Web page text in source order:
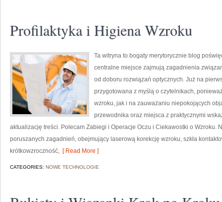
Profilaktyka i Higiena Wzroku
Ta witryna to bogaty merytorycznie blog
centralne miejsce zajmują zagadnienia
od doboru rozwiązań optycznych. Już na
przygotowana z myślą o czytelnikach,
wzroku, jak i na zauważaniu niepokojących
przewodnika oraz miejsca z praktycznymi
aktualizację treści. Polecam Zabiegi i Operacje Oczu i Ciekawostki o Wzroku.
poruszanych zagadnień, obejmujący laserową korekcję wzroku, szkła
krótkowzroczność, [ Read More ]
CATEGORIES: NOWE TECHNOLOGIE